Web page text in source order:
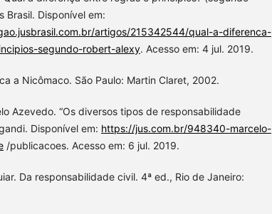
Brasil. Disponível em:
artigos/215342544/qual-a-diferenca-
segundo-robert-alexy. Acesso em: 4 jul. 2019.
a Nicômaco. São Paulo: Martin Claret, 2002.
Azevedo. “Os diversos tipos de responsabilidade
Disponível em: https://jus.com.br/948340-marcelo-
/publicacoes. Acesso em: 6 jul. 2019.
Da responsabilidade civil. 4ª ed., Rio de Janeiro: